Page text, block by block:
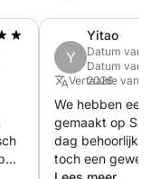
eten,
aan boord (4
vertrek te
uw perfecte dag.
Y
Yitao
Datum van
Datum van
2026
Vertaalde vanuit
We hebben een
gemaakt op
dag behoorlijk
toch een